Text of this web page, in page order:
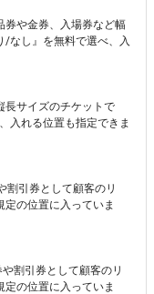
券や金券、入場券など幅
/なし』を無料で選べ、入
長サイズのチケットで
入れる位置も指定できま
割引券として顧客のリ
の位置に入っていま
割引券として顧客のリ
の位置に入っていま